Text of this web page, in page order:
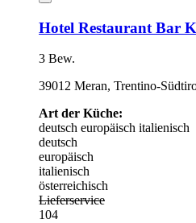
Hotel Restaurant Bar
3 Bew.
39012 Meran, Trentino-
Art der Küche:
deutsch europäisch italienisch
deutsch
europäisch
italienisch
österreichisch
Lieferservice
104